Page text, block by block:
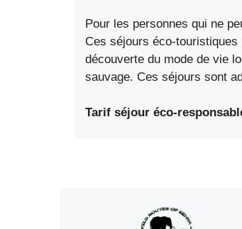
Pour les personnes qui ne
Ces séjours éco-
découverte du mode de vie
sauvage. Ces séjours sont
Tarif séjour éco-